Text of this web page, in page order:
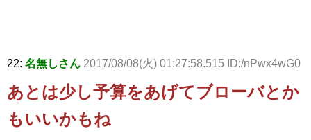
22: 名無しさん 2017/08/08(火) 01:27:58.515 ID:/nPwx4wG0
あとは少し予算をあげてブローバとか
もいいかもね